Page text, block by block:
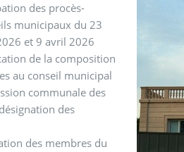
des procès-
municipaux du 23
et 9 avril 2026
de la composition
au conseil municipal
communale des
des
des membres du